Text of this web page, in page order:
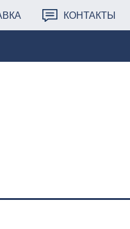
КОНТАКТЫ